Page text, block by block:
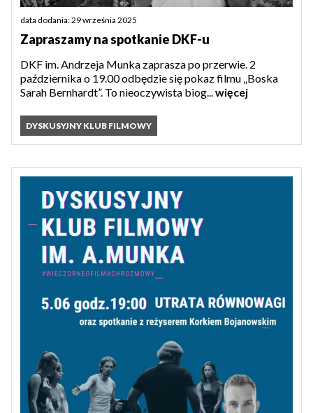
data dodania: 29 września 2025
Zapraszamy na spotkanie DKF-u
DKF im. Andrzeja Munka zaprasza po przerwie. 2
października o 19.00 odbędzie się pokaz filmu „Boska
Sarah Bernhardt”. To nieoczywista biog...więcej
DYSKUSYJNY KLUB FILMOWY